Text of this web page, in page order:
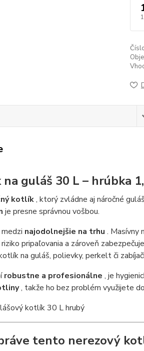
guláš 30 L – hrúbka
kotlík, ktorý zvládne aj náročné
je presne správnou vošbou.
najodolnejšie na trhu . Masívny
pripaľovania a zároveň
na guláš, polievky, perkelt či
robustne a profesionálne , je
, takže ho bez problém využijete
tento nerezový